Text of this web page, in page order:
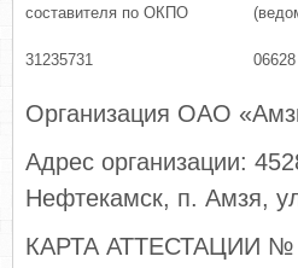
составителя по ОКПО
31235731 06628
Организация ОАО
Адрес организации:
Нефтекамск, п. Амзя,
КАРТА АТТЕСТАЦИИ №